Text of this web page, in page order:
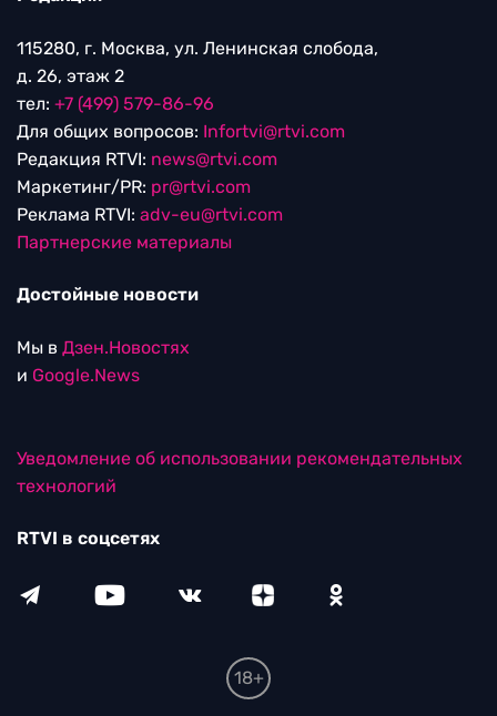
115280, г. Москва, ул. Ленинская слобода,
д. 26, этаж 2
тел: +7 (499) 579-86-96
Для общих вопросов: Infortvi@rtvi.com
Редакция RTVI: news@rtvi.com
Маркетинг/PR: pr@rtvi.com
Реклама RTVI: adv-eu@rtvi.com
Партнерские материалы
Достойные новости
Мы в Дзен.Новостях
и Google.News
Уведомление об использовании рекомендательных
технологий
RTVI в соцсетях
18+